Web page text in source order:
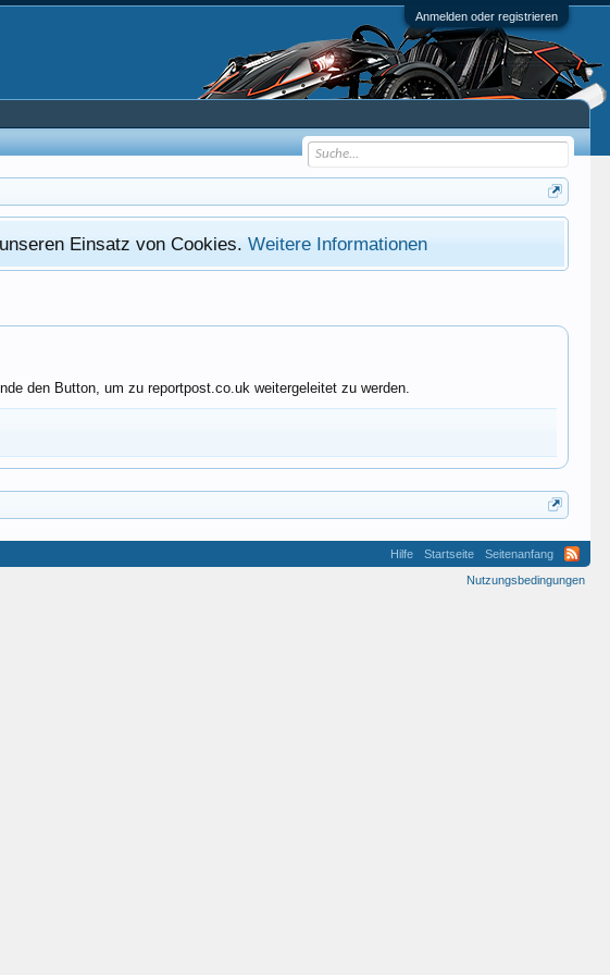
Anmelden oder registrieren
Einsatz von Cookies.Weitere Informationen
den Button, um zu reportpost.co.uk weitergeleitet zu werden.
Hilfe Startseite
Seitenanfang
Nutzungsbedingungen